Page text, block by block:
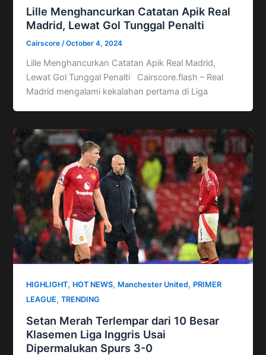
Lille Menghancurkan Catatan Apik Real
Madrid, Lewat Gol Tunggal Penalti
Cairscore /October 4, 2024
Lille Menghancurkan Catatan Apik Real Madrid,
Lewat Gol Tunggal Penalti Cairscore.flash – Real
Madrid mengalami kekalahan pertama di Liga
HIGHLIGHT, HOT NEWS, Manchester United, PRIMER
LEAGUE,TRENDING
Setan Merah Terlempar dari 10 Besar
Klasemen Liga Inggris Usai
Dipermalukan Spurs 3-0